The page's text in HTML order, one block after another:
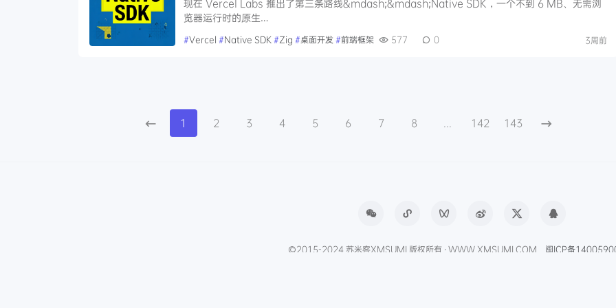
现在 Vercel Labs 推出了第三条路线&mdash;&mdash;Native SDK，一个不到 6 MB、无需浏
览器运行时的原生…
#Vercel #Native SDK #Zig #桌面开发 #前端框架 577 0 3周前
1 2 3 4 5 6 7 8 142 143
©2015-2024 苏米客XMSUMI 版权所有 · WWW.XMSUMI.COM 闽ICP备